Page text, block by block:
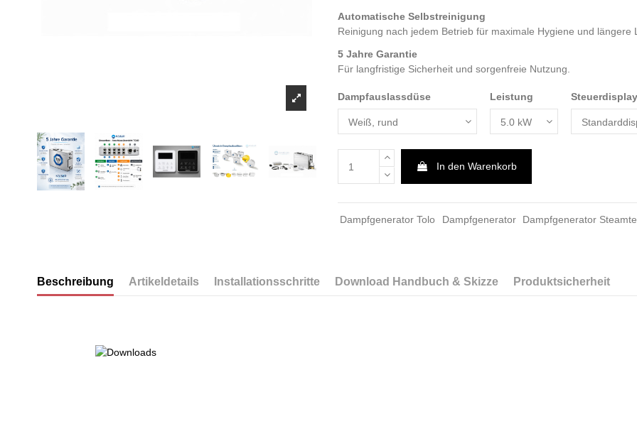
Automatische Selbstreinigung
Reinigung nach jedem Betrieb für maximale Hygiene und längere
5 Jahre Garantie
Für langfristige Sicherheit und sorgenfreie Nutzung.
Dampfauslassdüse Leistung Steuerdisplay
In den Warenkorb
Dampfgenerator Tolo Dampfgenerator Dampfgenerator
Beschreibung Artikeldetails Installationsschritte Download Handbuch & Skizze Produktsicherheit